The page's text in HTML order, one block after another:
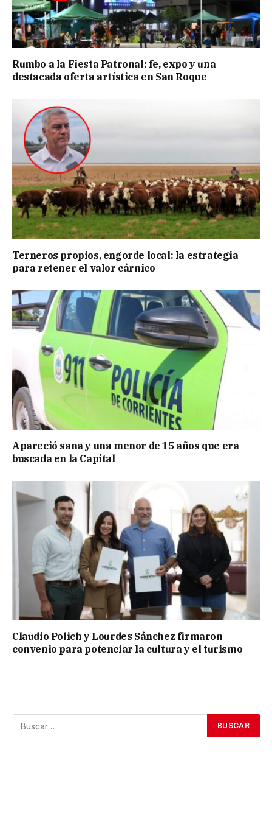
Rumbo a la Fiesta Patronal: fe, expo y una
destacada oferta artística en San Roque
Terneros propios, engorde local: la estrategia
para retener el valor cárnico
Apareció sana y una menor de 15 años que era
buscada en la Capital
Claudio Polich y Lourdes Sánchez firmaron
convenio para potenciar la cultura y el turismo